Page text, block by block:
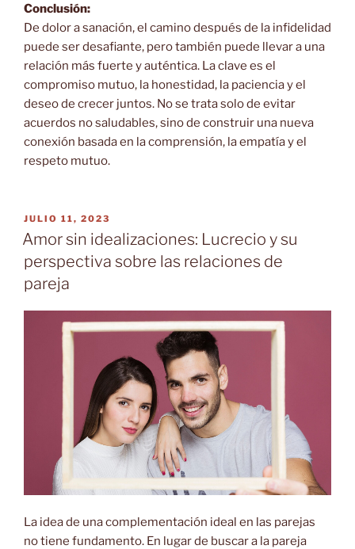
Conclusión:
De dolor a sanación, el camino después de la infidelidad
puede ser desafiante, pero también puede llevar a una
relación más fuerte y auténtica. La clave es el
compromiso mutuo, la honestidad, la paciencia y el
deseo de crecer juntos. No se trata solo de evitar
acuerdos no saludables, sino de construir una nueva
conexión basada en la comprensión, la empatía y el
respeto mutuo.
PUBLICADO
EL
JULIO 11, 2023
Amor sin idealizaciones: Lucrecio y su
perspectiva sobre las relaciones de
pareja
La idea de una complementación ideal en las parejas
no tiene fundamento. En lugar de buscar a la pareja